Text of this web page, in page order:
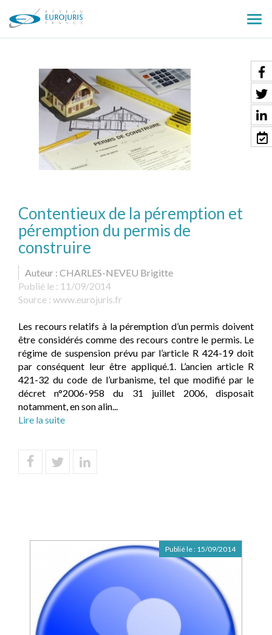
le
Contentieux de la péremption et
péremption du permis de
construire
Auteur : CHARLES-NEVEU Brigitte
Publié le : 11/09/2014
Source : www.eurojuris.fr
Les recours relatifs à la péremption d’un permis doivent
être considérés comme des recours contre le permis. Le
régime de suspension prévu par l’article R 424-19 doit
par conséquent leur être appliqué.1. L’ancien article R
421-32 du code de l’urbanisme, tel que modifié par le
décret n°2006-958 du 31 juillet 2006, disposait
notamment, en son alin...
Lire la suite
Publié le : 15/09/2014